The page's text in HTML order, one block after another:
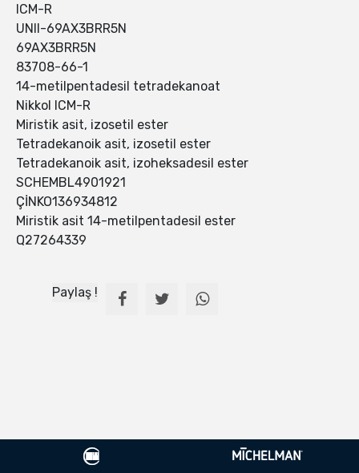
ICM-R
UNII-69AX3BRR5N
69AX3BRR5N
83708-66-1
14-metilpentadesil tetradekanoat
Nikkol ICM-R
Miristik asit, izosetil ester
Tetradekanoik asit, izosetil ester
Tetradekanoik asit, izoheksadesil ester
SCHEMBL4901921
ÇİNKO136934812
Miristik asit 14-metilpentadesil ester
Q27264339
Paylaş !